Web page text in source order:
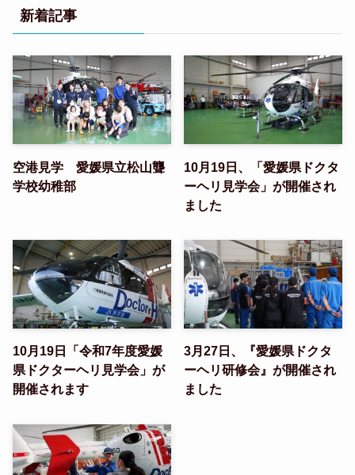
新着記事
空港見学 愛媛県立松山聾
学校幼稚部
10月19日、「愛媛県ドクタ
ーヘリ見学会」が開催され
ました
10月19日「令和7年度愛媛
県ドクターヘリ見学会」が
開催されます
3月27日、『愛媛県ドクタ
ーヘリ研修会』が開催され
ました